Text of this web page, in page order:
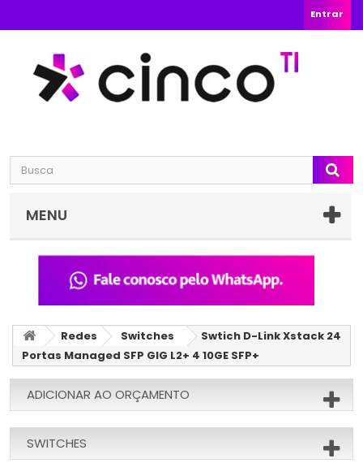
Entrar
MENU
Redes Switches
Swtich D-Link Xstack 24
Portas Managed SFP GIG L2+ 4 10GE SFP+
ADICIONAR AO ORÇAMENTO
SWITCHES